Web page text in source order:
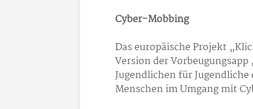
Cyber-Mobbing
Das europäische Projekt
Version der
Jugendlichen für
Menschen im Umgang mit